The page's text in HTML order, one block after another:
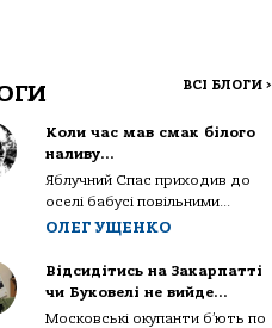
ВСІ БЛОГИ >
Коли час мав смак білого
наливу…
Яблучний Спас приходив до
оселі бабусі повільними...
ОЛЕГ УЩЕНКО
Відсидітись на Закарпатті
чи Буковелі не вийде…
Московські окупанти б’ють по